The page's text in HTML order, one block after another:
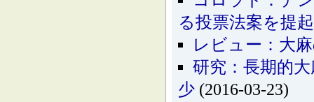
る投票法案を提起
レビュー：大
研究：長期的
少 (2016-03-23)